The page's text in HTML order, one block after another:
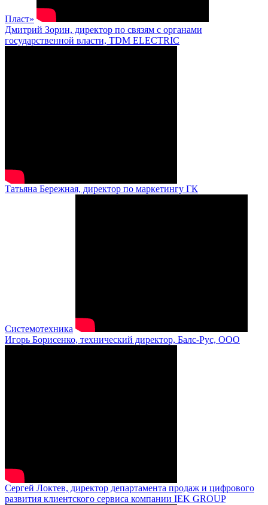
Пласт»
Дмитрий Зорин, директор по связям с органами
государственной власти, TDM ELECTRIC
Татьяна Бережная, директор по маркетингу ГК
Системотехника
Игорь Борисенко, технический директор, Балс-Рус, ООО
Сергей Локтев, директор департамента продаж и цифрового
развития клиентского сервиса компании IEK GROUP